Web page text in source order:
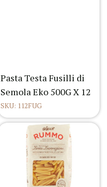
Pasta Testa Fusilli di
Semola Eko 500G X 12
SKU: 112FUG